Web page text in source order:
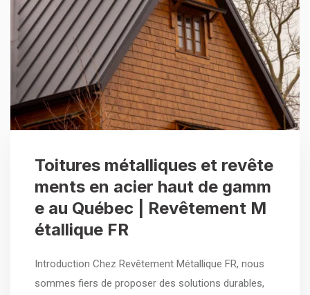
Toitures métalliques et revête
ments en acier haut de gamm
e au Québec | Revêtement M
étallique FR
Introduction Chez Revêtement Métallique FR, nous
sommes fiers de proposer des solutions durables,